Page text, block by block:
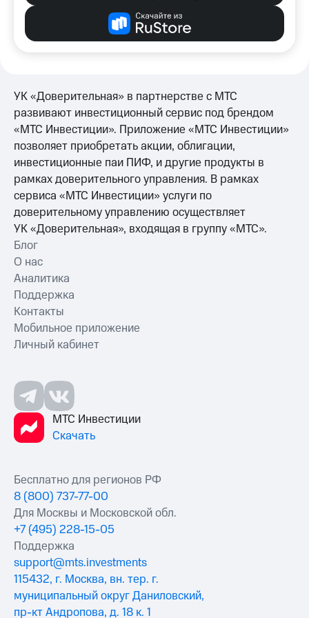
приложение.
УК «Доверительная» в партнерстве с МТС
развивают инвестиционный сервис под брендом
«МТС Инвестиции». Приложение «МТС Инвестиции»
позволяет приобретать акции, облигации,
инвестиционные паи ПИФ, и другие продукты в
рамках доверительного управления. В рамках
сервиса «МТС Инвестиции» услуги по
доверительному управлению осуществляет
УК «Доверительная», входящая в группу «МТС».
Блог
О нас
Аналитика
Поддержка
Контакты
Мобильное приложение
Личный кабинет
МТС Инвестиции
Скачать
Бесплатно для регионов РФ
8 (800) 737-77-00
Для Москвы и Московской обл.
+7 (495) 228-15-05
Поддержка
support@mts.investments
115432, г. Москва, вн. тер. г.
муниципальный округ Даниловский,
пр-кт Андропова, д. 18 к. 1